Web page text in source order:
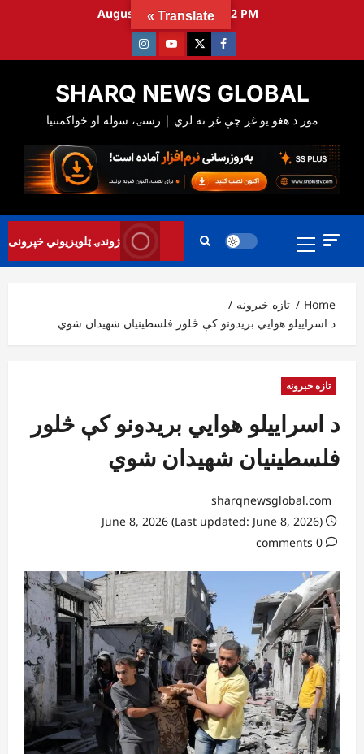
August 9, 2026 12:26:34 PM
Facebook
Twitter
Youtube
Instagram
SHARQ NEWS GLOBAL
Primary
ژوندۍ ټلویزیوني خپرونی
Home
تازه خبرونه
د اسراییلو هوايي بریدونو کې څلور فلسطینیان شهیدان شوي
تازه خبرونه
د اسراییلو هوايي بریدونو کې څلور
فلسطینیان شهیدان شوي
sharqnewsglobal.com
0 comments
Translate »